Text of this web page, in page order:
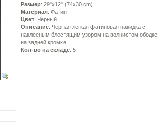
Размер: 29"х12" (74х30 cm)
Материал: Фатин
Цвет: Черный
Описание: Черная легкая фатиновая накидка с
наклееным блестящим узором на волнистом ободке
на задней кромке
Кол-во на складе: 5